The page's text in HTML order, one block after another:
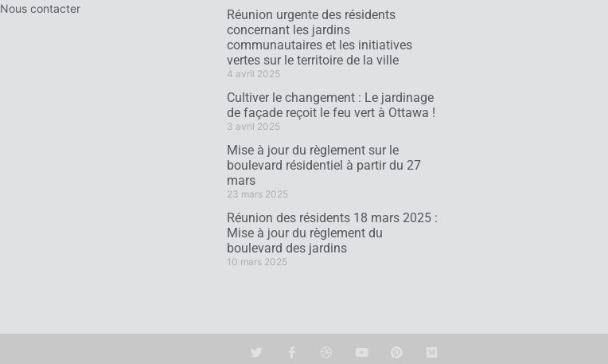
Nous contacter
Réunion urgente des résidents
concernant les jardins
communautaires et les initiatives
vertes sur le territoire de la ville
4 avril 2025
Cultiver le changement : Le jardinage
de façade reçoit le feu vert à Ottawa !
3 avril 2025
Mise à jour du règlement sur le
boulevard résidentiel à partir du 27
mars
23 mars 2025
Réunion des résidents 18 mars 2025 :
Mise à jour du règlement du
boulevard des jardins
10 mars 2025